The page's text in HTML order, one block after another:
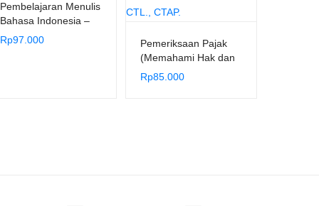
Pembelajaran Menulis
Bahasa Indonesia –
Prof. Dr. H. Syanurdin,
M.Pd.; Dr. Reni
Rp97.000
Pemeriksaan Pajak
(Memahami Hak dan
Kewajiban dalam
Pengujian Kepatuhan)
Rp85.000